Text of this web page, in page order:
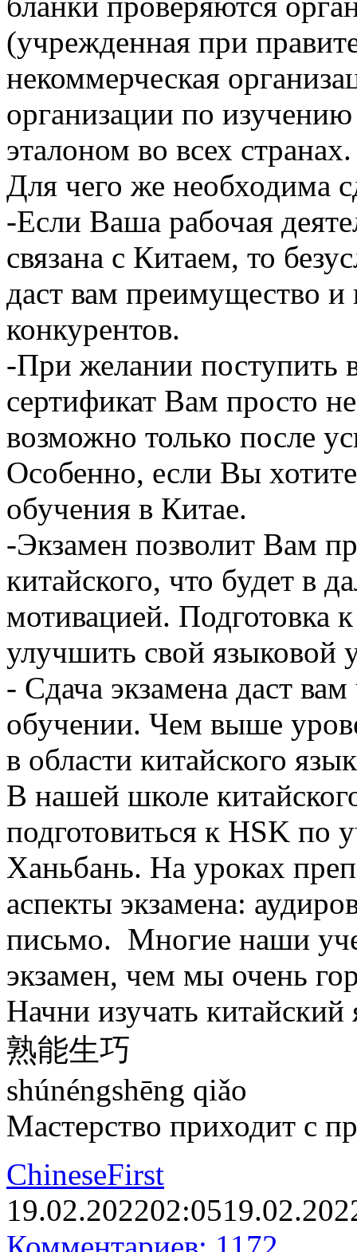
(учрежденная при
некоммерческая
организации по
эталоном во всех странах.
Для чего же необходима
-Если Ваша рабочая
связана с Китаем, то
даст вам преимущество и
конкурентов.
-При желании поступить
сертификат Вам просто
возможно только после
Особенно, если Вы
обучения в Китае.
-Экзамен позволит Вам
китайского, что будет в
мотивацией. Подготовка
улучшить свой языковой
- Сдача экзамена даст
обучении. Чем выше
в области китайского
В нашей школе
подготовиться к HSK по
Ханьбань. На уроках
аспекты экзамена:
письмо. Многие наши
экзамен, чем мы очень
Начни изучать
熟能生巧
shúnéngshēng qiǎo
Мастерство приходит с
ChineseFirst
19.02.202202:05